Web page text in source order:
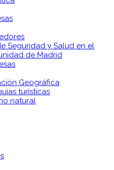
Seguridad y Salud en el
de Madrid
Geográfica
turísticas
natural